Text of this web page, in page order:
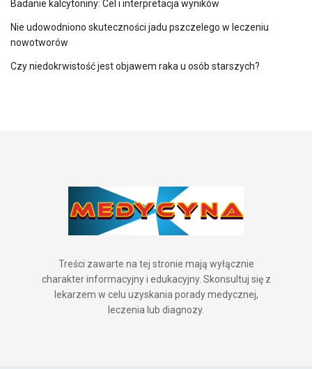
Badanie kalcytoniny: Cel i interpretacja wyników
Nie udowodniono skuteczności jadu pszczelego w leczeniu
nowotworów
Czy niedokrwistość jest objawem raka u osób starszych?
Treści zawarte na tej stronie mają wyłącznie
charakter informacyjny i edukacyjny. Skonsultuj się z
lekarzem w celu uzyskania porady medycznej,
leczenia lub diagnozy.